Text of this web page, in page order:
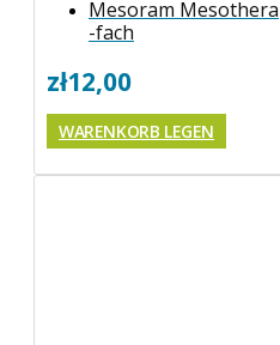
Mesoram
-fach
zł12,00
WARENKORB LEGEN